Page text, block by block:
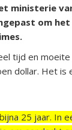
ministerie
om
tijd en
dollar. Het
25 jaar. In